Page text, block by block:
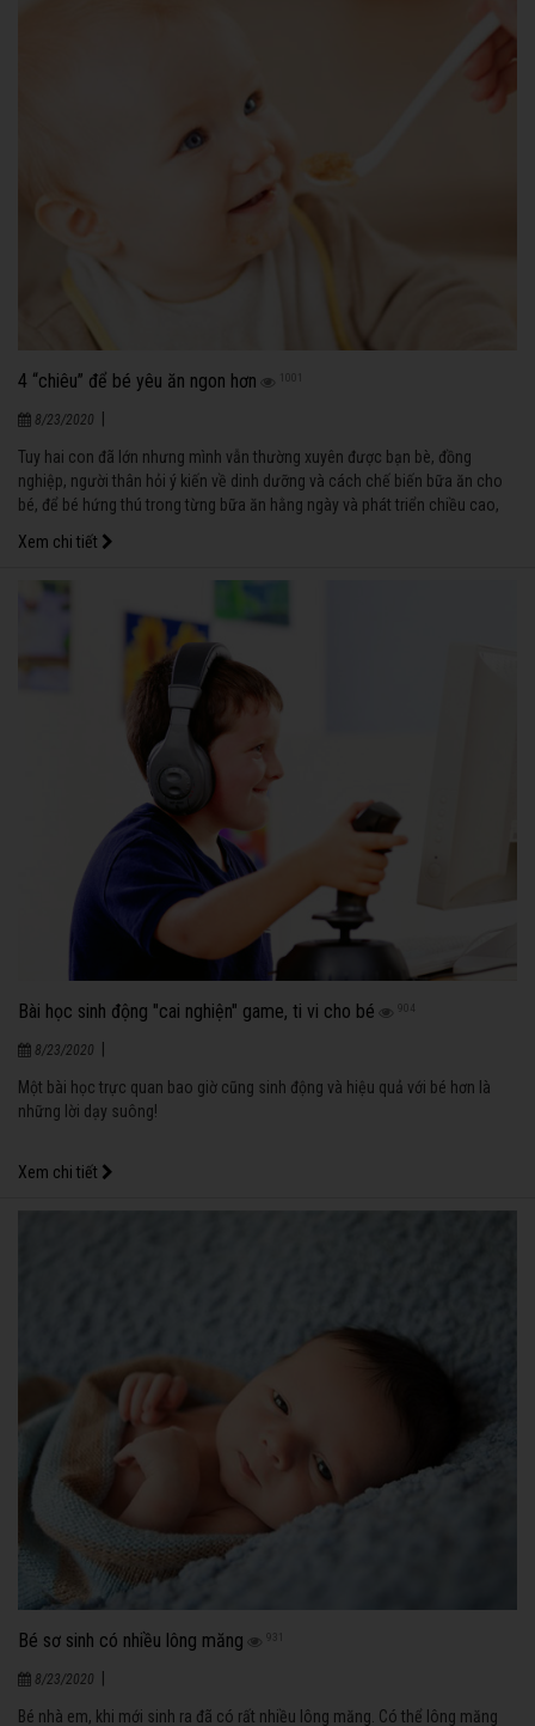
4 “chiêu” để bé yêu ăn ngon hơn
8/23/2020
Tuy hai con đã lớn nhưng mình vẫn thường xuyên được bạn bè, đồng
nghiệp, người thân hỏi ý kiến về dinh dưỡng và cách chế biến bữa ăn cho
bé, để bé hứng thú trong từng bữa ăn hằng ngày và phát triển chiều cao,
cân nặng theo biểu đồ “chuẩn”.
Xem chi tiết
Bài học sinh động "cai nghiện" game, ti vi cho bé 904
8/23/2020 |
Một bài học trực quan bao giờ cũng sinh động và hiệu quả với bé hơn là
những lời dạy suông!
Xem chi tiết
Bé sơ sinh có nhiều lông măng 931
8/23/2020
Bé nhà em, khi mới sinh ra đã có rất nhiều lông măng. Có thể lông măng